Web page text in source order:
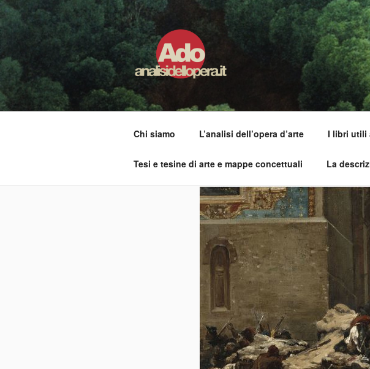
Salta
al
ADO ANALISI
Osservare le opere d'arte per capirle e imparare ad
Chi siamo L’analisi dell’opera d’arte I libri utili
Tesi e tesine di arte e mappe concettuali La